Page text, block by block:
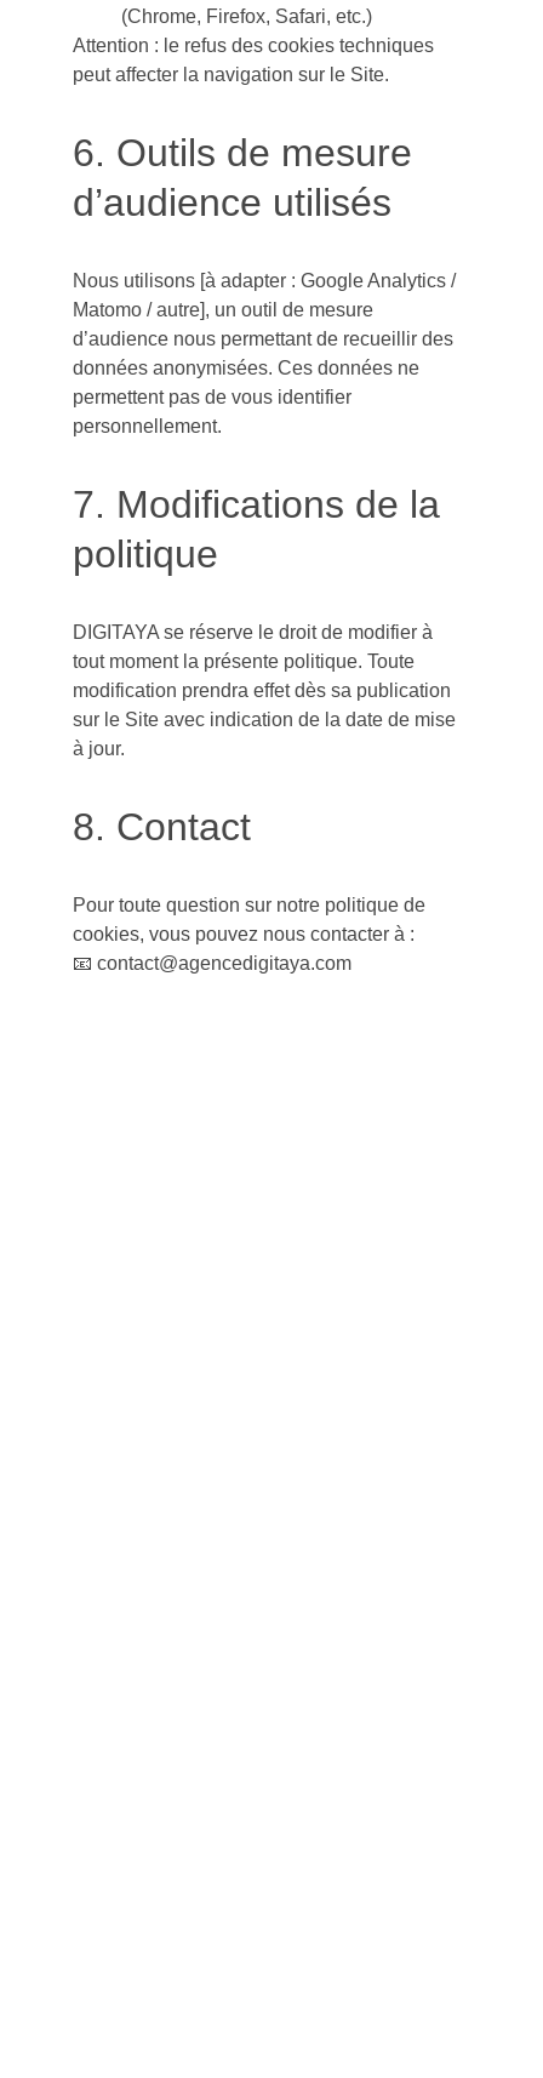
(Chrome, Firefox, Safari, etc.)
Attention : le refus des cookies techniques
peut affecter la navigation sur le Site.
6. Outils de mesure
d’audience utilisés
Nous utilisons [à adapter : Google Analytics /
Matomo / autre], un outil de mesure
d’audience nous permettant de recueillir des
données anonymisées. Ces données ne
permettent pas de vous identifier
personnellement.
7. Modifications de la
politique
DIGITAYA se réserve le droit de modifier à
tout moment la présente politique. Toute
modification prendra effet dès sa publication
sur le Site avec indication de la date de mise
à jour.
8. Contact
Pour toute question sur notre politique de
cookies, vous pouvez nous contacter à :
📧 contact@agencedigitaya.com